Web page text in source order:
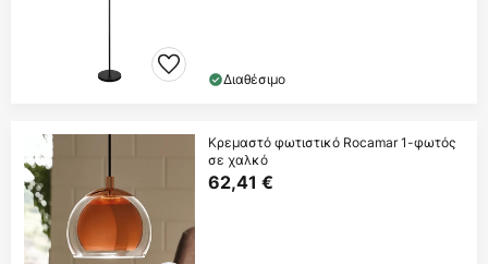
Διαθέσιμο
Κρεμαστό φωτιστικό Rocamar 1-φωτός
σε χαλκό
62,41 €